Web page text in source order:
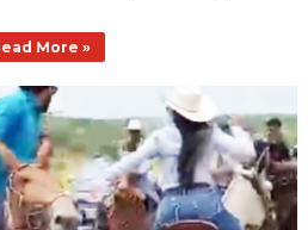
More »